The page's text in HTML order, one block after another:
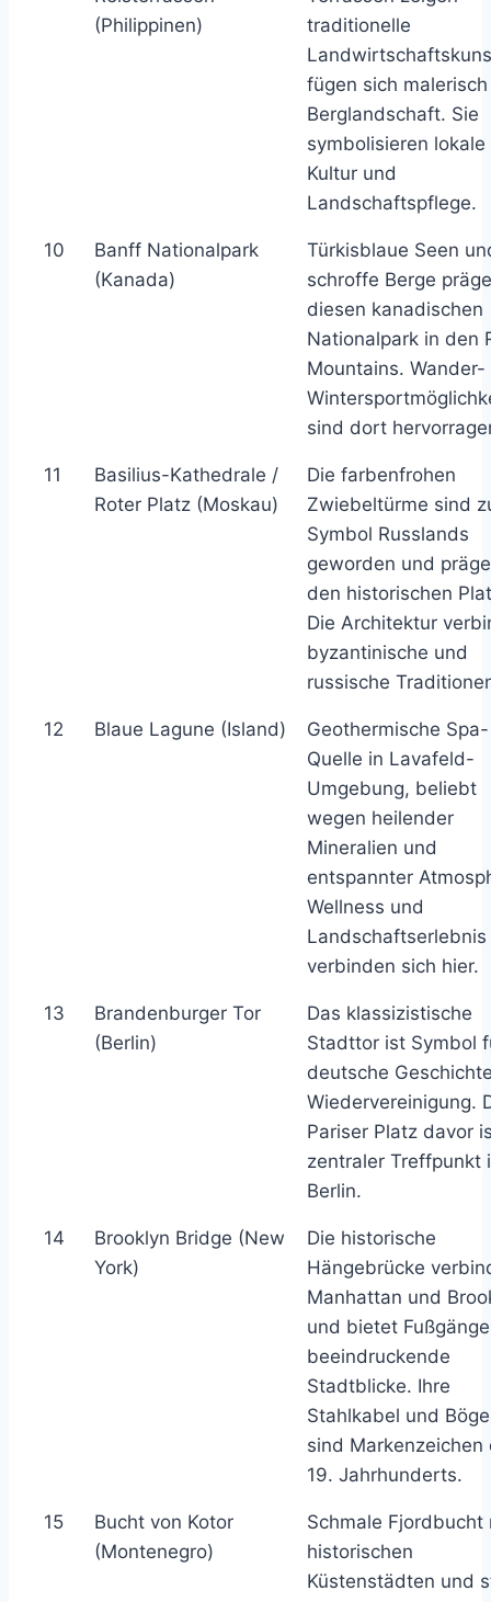
(Philippinen)
traditionelle
fügen sich
Berglandschaft. Sie
symbolisieren lokale
Kultur und
Landschaftspflege.
10
Banff Nationalpark
(Kanada)
Türkisblaue Seen
schroffe Berge
diesen kanadischen
Nationalpark in den
Mountains. Wander-
sind dort
11
Basilius-Kathedrale /
Roter Platz (Moskau)
Die farbenfrohen
Zwiebeltürme sind
Symbol Russlands
geworden und
den historischen
Die Architektur
byzantinische und
russische
12 Blaue Lagune (Island)
Geothermische Spa-
Quelle in Lavafeld-
Umgebung, beliebt
wegen heilender
Mineralien und
entspannter
Wellness und
Landschaftserlebnis
verbinden sich hier.
13
Brandenburger Tor
(Berlin)
Das klassizistische
Stadttor ist Symbol
deutsche
Wiedervereinigung.
Pariser Platz davor
zentraler Treffpunkt
Berlin.
14
Brooklyn Bridge (New
York)
Die historische
Hängebrücke
Manhattan und
und bietet
beeindruckende
Stadtblicke. Ihre
Stahlkabel und
sind Markenzeichen
19. Jahrhunderts.
15
Bucht von Kotor
(Montenegro)
Schmale Fjordbucht
historischen
Küstenstädten und